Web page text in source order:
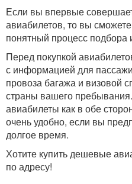
Если вы впервые
авиабилетов, то вы
понятный процесс подбора
Перед покупкой
с информацией для
провоза багажа и визовой
страны вашего
авиабилеты как в обе
очень удобно, если вы
долгое время.
Хотите купить дешевые
по адресу!